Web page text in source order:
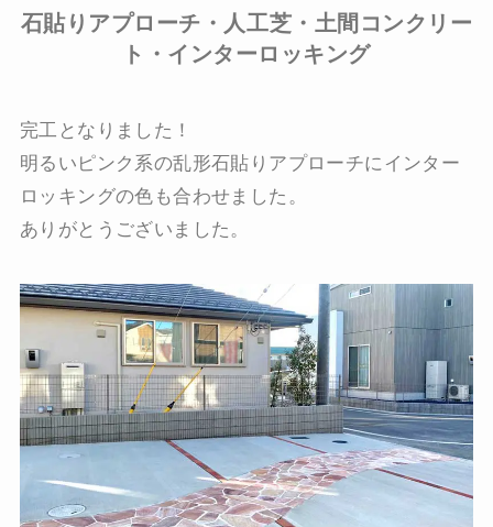
石貼りアプローチ・人工芝・土間コンクリー
ト・インターロッキング
完工となりました！
明るいピンク系の乱形石貼りアプローチにインター
ロッキングの色も合わせました。
ありがとうございました。